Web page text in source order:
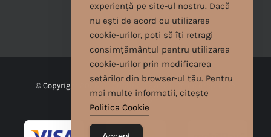
© Copyright
2026 | Cristina Egyed | Toate drepturile
experiență pe site-ul nostru. Dacă
nu ești de acord cu utilizarea
cookie-urilor, poți să îți retragi
consimțământul pentru utilizarea
cookie-urilor prin modificarea
setărilor din browser-ul tău. Pentru
mai multe informatii, citește
Politica Cookie